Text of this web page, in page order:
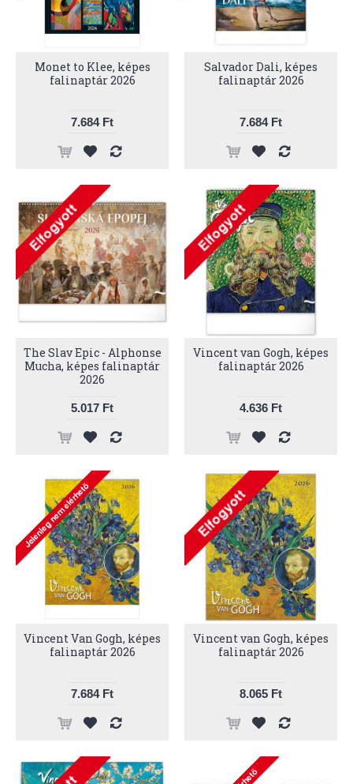
Monet to Klee, képes
falinaptár 2026
7.684 Ft
Salvador Dali, képes
falinaptár 2026
7.684 Ft
The Slav Epic - Alphonse
Mucha, képes falinaptár
2026
5.017 Ft
Vincent van Gogh, képes
falinaptár 2026
4.636 Ft
Vincent Van Gogh, képes
falinaptár 2026
7.684 Ft
Vincent van Gogh, képes
falinaptár 2026
8.065 Ft